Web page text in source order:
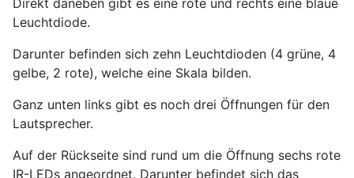
Leuchtdiode.
Darunter befinden sich zehn Leuchtdioden (4 grüne, 4
gelbe, 2 rote), welche eine Skala bilden.
Ganz unten links gibt es noch drei Öffnungen für den
Lautsprecher.
Auf der Rückseite sind rund um die Öffnung sechs rote
IR-LEDs angeordnet. Darunter befindet sich das